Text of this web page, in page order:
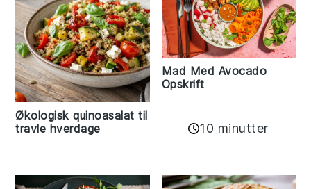
Økologisk quinoasalat til
travle hverdage
Mad Med Avocado
Opskrift
10 minutter